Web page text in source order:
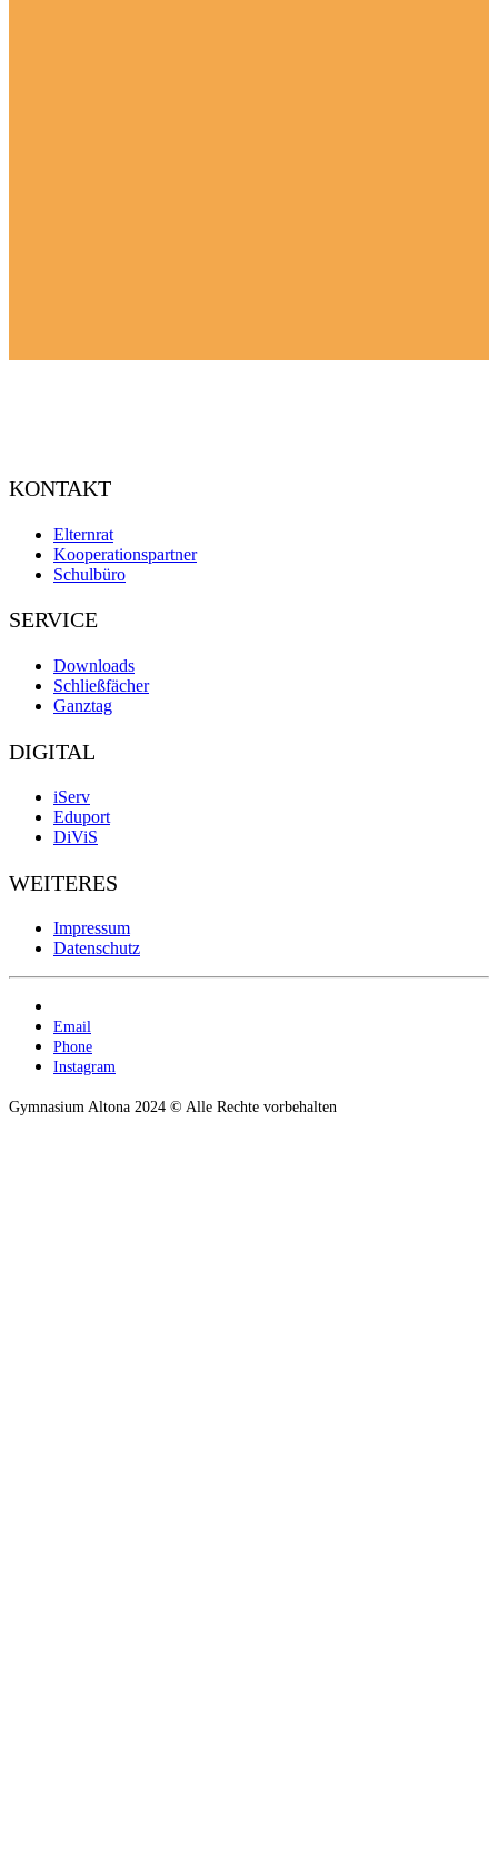
KONTAKT
Elternrat
Kooperationspartner
Schulbüro
SERVICE
Downloads
Schließfächer
Ganztag
DIGITAL
iServ
Eduport
DiViS
WEITERES
Impressum
Datenschutz
Email
Phone
Instagram
Gymnasium Altona 2024 © Alle Rechte vorbehalten